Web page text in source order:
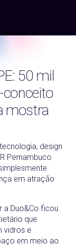
50 mil
conceito
mostra
design
Pernambuco
em atração
a Duo&Co ficou
que
vidros e
em meio ao